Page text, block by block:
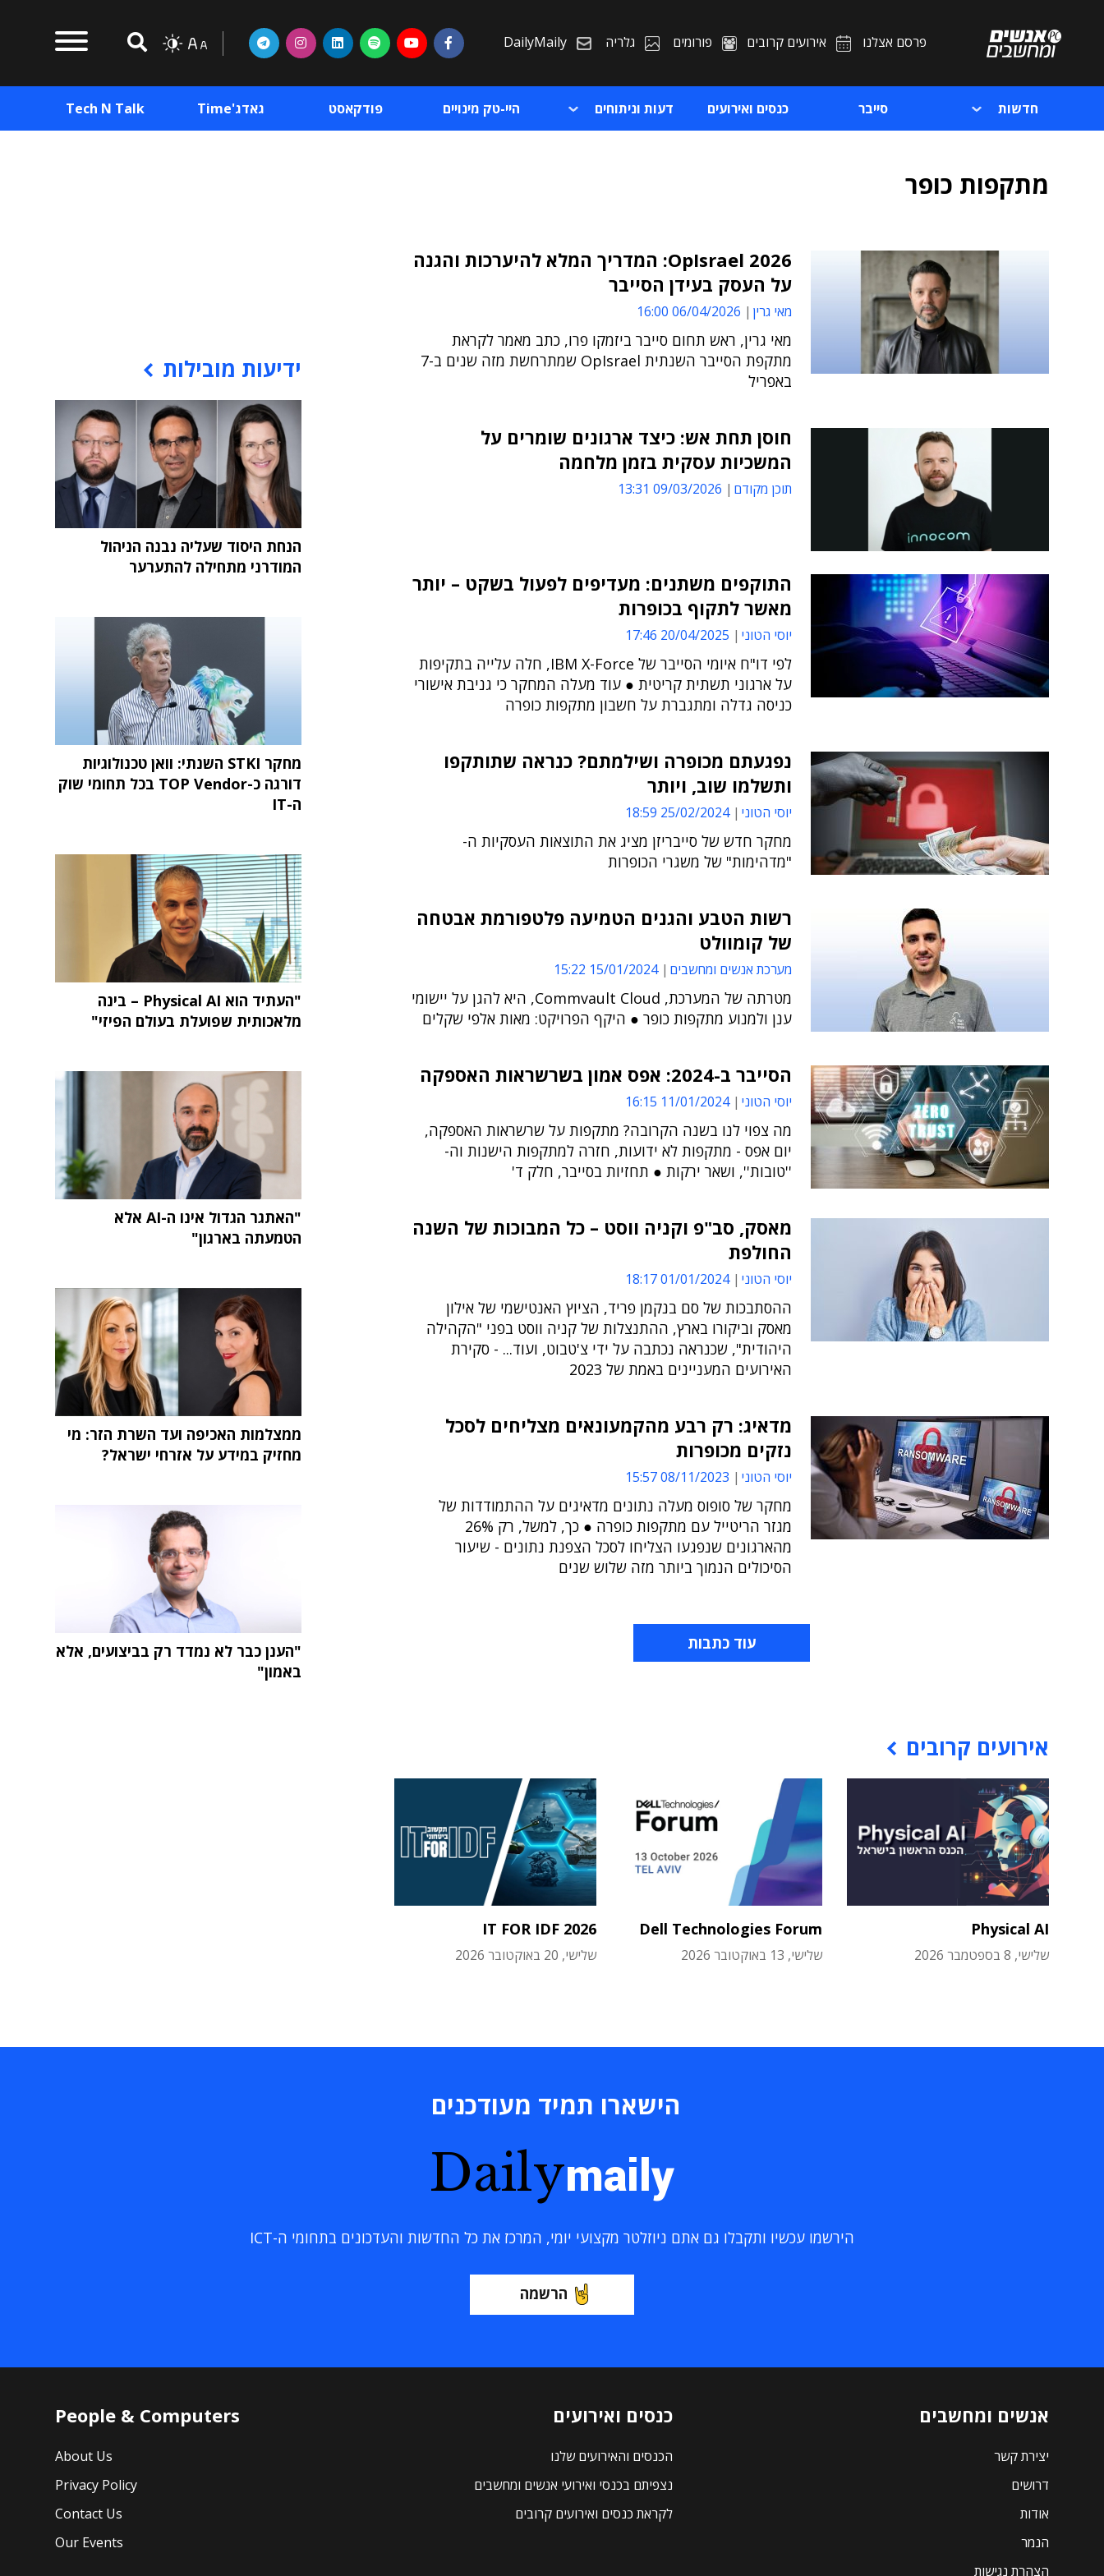
פרסם אצלנו אירועים קרובים פורומים גלריה DailyMaily
חדשות סייבר כנסים ואירועים דעות וניתוחים היי-טק מינויים פודקאסט גאדג'Time Tech N Talk
מתקפות כופר
OpIsrael 2026: המדריך המלא להיערכות והגנה
על העסק בעידן הסייבר
מאי גרין 06/04/2026 16:00
מאי גרין, ראש תחום סייבר ביזמקו פרו, כתב מאמר לקראת
מתקפת הסייבר השנתית OpIsrael שמתרחשת מזה שנים ב-7
באפריל
חוסן תחת אש: כיצד ארגונים שומרים על
המשכיות עסקית בזמן מלחמה
תוכן מקודם 09/03/2026 13:31
התוקפים משתנים: מעדיפים לפעול בשקט – יותר
מאשר לתקוף בכופרות
יוסי הטוני 20/04/2025 17:46
לפי דו"ח איומי הסייבר של IBM X-Force, חלה עלייה בתקיפות
על ארגוני תשתית קריטית ● עוד מעלה המחקר כי גניבת אישורי
כניסה גדלה ומתגברת על חשבון מתקפות כופרה
נפגעתם מכופרה ושילמתם? כנראה שתותקפו
ותשלמו שוב, ויותר
יוסי הטוני 25/02/2024 18:59
מחקר חדש של סייבריזן מציג את התוצאות העסקיות ה-
"מדהימות" של משגרי הכופרות
רשות הטבע והגנים הטמיעה פלטפורמת אבטחה
של קומוולט
מערכת אנשים ומחשבים 15/01/2024 15:22
מטרתה של המערכת, Commvault Cloud, היא להגן על יישומי
ענן ולמנוע מתקפות כופר ● היקף הפרויקט: מאות אלפי שקלים
הסייבר ב-2024: אפס אמון בשרשראות האספקה
יוסי הטוני 11/01/2024 16:15
מה צפוי לנו בשנה הקרובה? מתקפות על שרשראות האספקה,
יום אפס - מתקפות לא ידועות, חזרה למתקפות הישנות וה-
''טובות'', ושאר ירקות ● תחזיות בסייבר, חלק ד'
מאסק, סב"פ וקניה ווסט – כל המבוכות של השנה
החולפת
יוסי הטוני 01/01/2024 18:17
ההסתבכות של סם בנקמן פריד, הציוץ האנטישמי של אילון
מאסק וביקורו בארץ, ההתנצלות של קניה ווסט בפני "הקהילה
היהודית", שכנראה נכתבה על ידי צ'טבוט, ועוד... - סקירת
האירועים המעניינים באמת של 2023
מדאיג: רק רבע מהקמעונאים מצליחים לסכל
נזקים מכופרות
יוסי הטוני 08/11/2023 15:57
מחקר של סופוס מעלה נתונים מדאיגים על ההתמודדות של
מגזר הריטייל עם מתקפות כופרה ● כך, למשל, רק 26%
מהארגונים שנפגעו הצליחו לסכל הצפנת נתונים - שיעור
הסיכולים הנמוך ביותר מזה שלוש שנים
עוד כתבות
אירועים קרובים
Physical AI
שלישי, 8 בספטמבר 2026
Dell Technologies Forum
שלישי, 13 באוקטובר 2026
IT FOR IDF 2026
שלישי, 20 באוקטובר 2026
ידיעות מובילות
הנחת היסוד שעליה נבנה הניהול
המודרני מתחילה להתערער
מחקר STKI השנתי: וואן טכנולוגיות
דורגה כ-TOP Vendor בכל תחומי שוק
ה-IT
"העתיד הוא Physical AI – בינה
מלאכותית שפועלת בעולם הפיזי"
"האתגר הגדול אינו ה-AI אלא
הטמעתה בארגון"
ממצלמות האכיפה ועד השרת הזר: מי
מחזיק במידע על אזרחי ישראל?
"הענן כבר לא נמדד רק בביצועים, אלא
באמון"
הישארו תמיד מעודכנים
Dailymaily
הירשמו עכשיו ותקבלו גם אתם ניוזלטר מקצועי יומי, המרכז את כל החדשות והעדכונים בתחומי ה-ICT
הרשמה
אנשים ומחשבים
יצירת קשר
דרושים
אודות
הנמר
הצהרת נגישות
כנסים ואירועים
הכנסים והאירועים שלנו
נצפיתם בכנסי ואירועי אנשים ומחשבים
לקראת כנסים ואירועים קרובים
People & Computers
About Us
Privacy Policy
Contact Us
Our Events